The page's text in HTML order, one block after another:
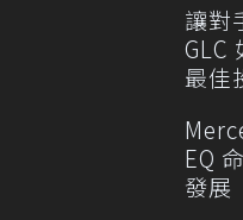
讓對
GLC
最佳
EQ
發展